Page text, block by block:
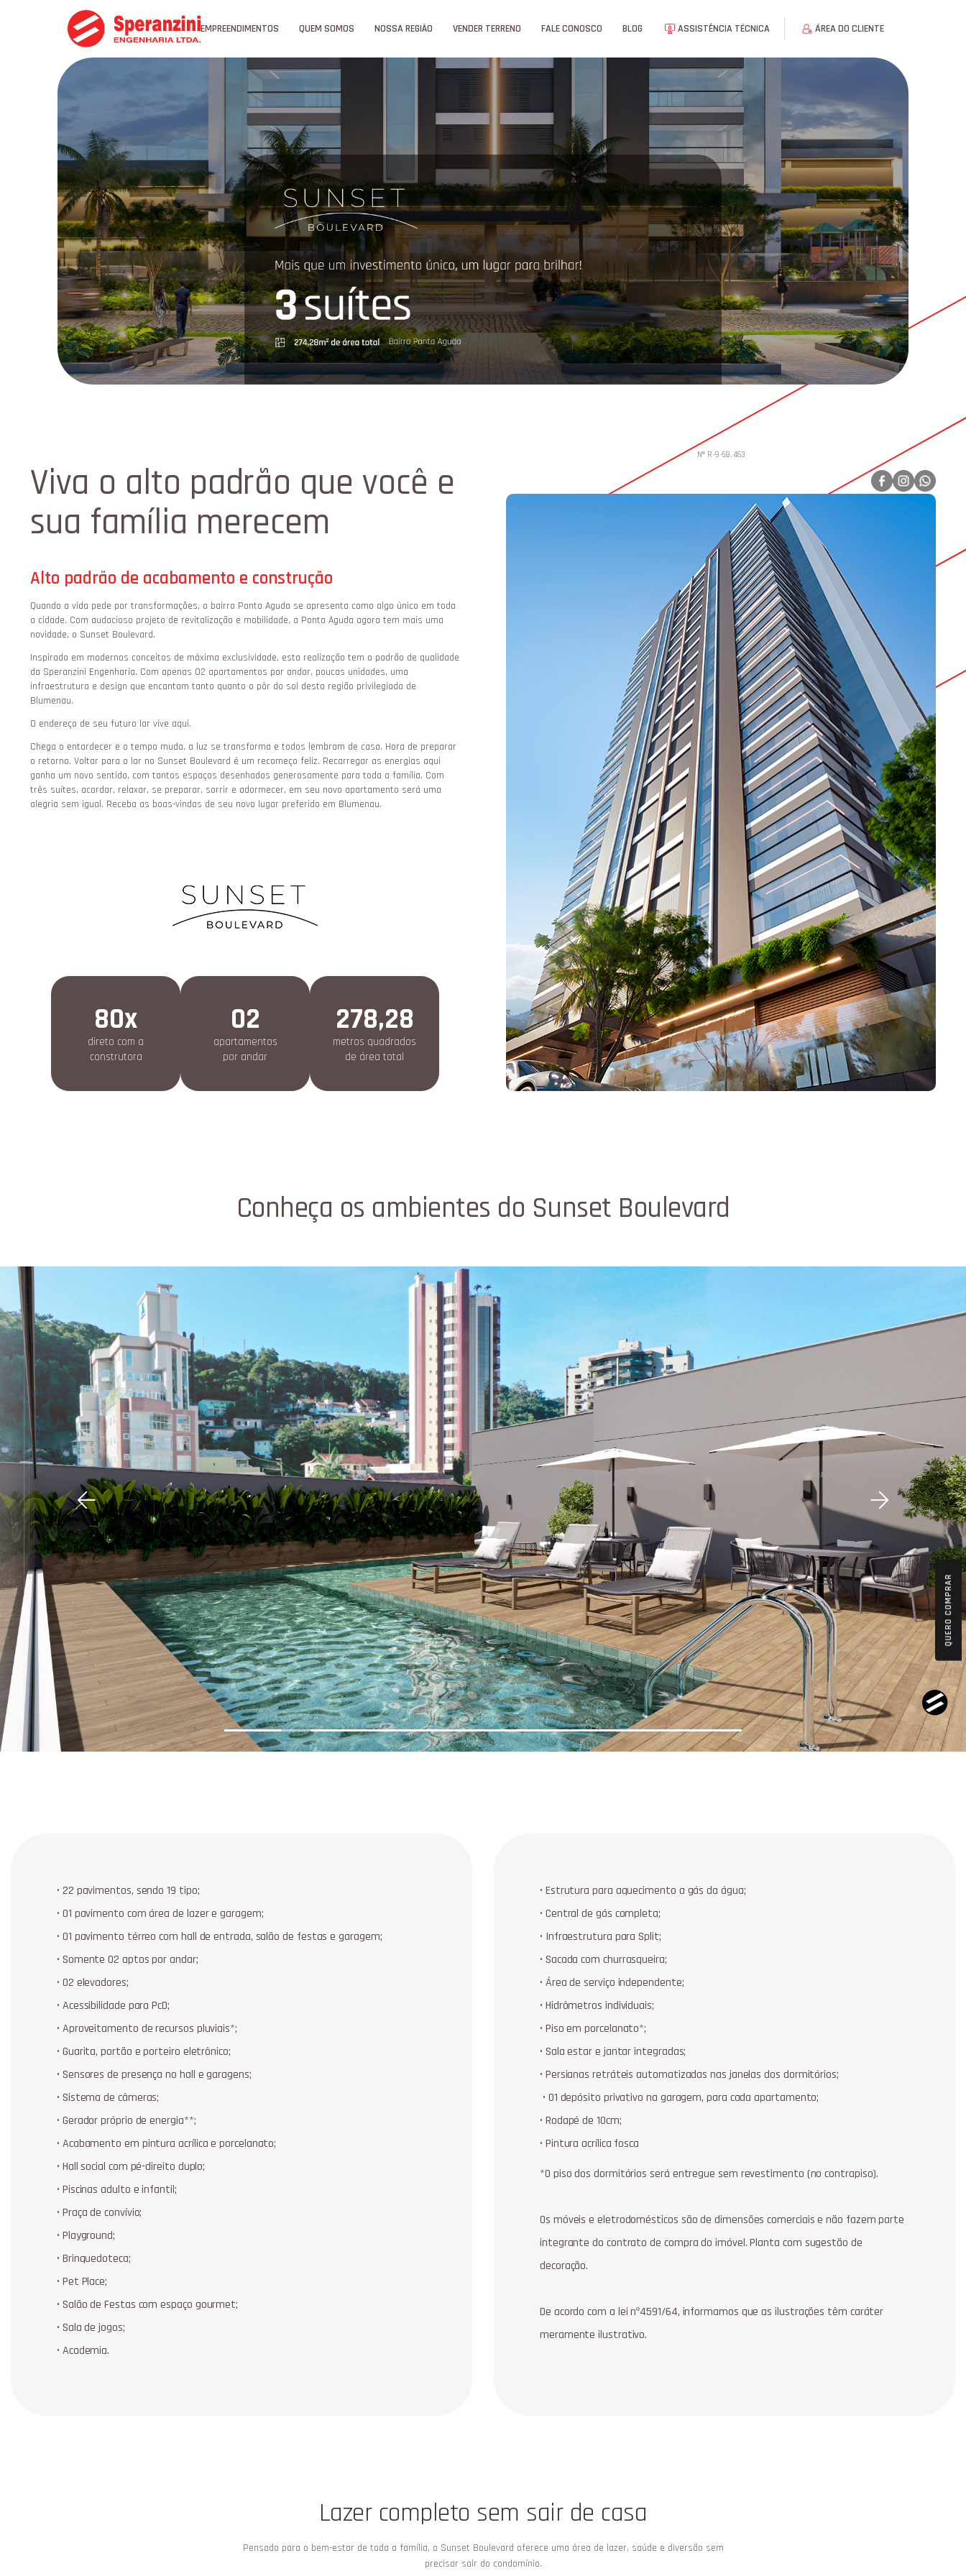
EMPREENDIMENTOS QUEM SOMOS NOSSA REGIÃO VENDER TERRENO FALE CONOSCO BLOG ASSISTÊNCIA TÉCNICA ÁREA DO CLIENTE
Viva o alto padrão que você e
sua família merecem
Alto padrão de acabamento e construção
Quando a vida pede por transformações, o bairro Ponta Aguda se apresenta como algo único em toda
a cidade. Com audacioso projeto de revitalização e mobilidade, a Ponta Aguda agora tem mais uma
novidade, o Sunset Boulevard.
Inspirado em modernos conceitos de máxima exclusividade, esta realização tem o padrão de qualidade
da Speranzini Engenharia. Com apenas 02 apartamentos por andar, poucas unidades, uma
infraestrutura e design que encantam tanto quanto o pôr do sol desta região privilegiada de
Blumenau.
O endereço de seu futuro lar vive aqui.
Chega o entardecer e o tempo muda, a luz se transforma e todos lembram de casa. Hora de preparar
o retorno. Voltar para o lar no Sunset Boulevard é um recomeço feliz. Recarregar as energias aqui
ganha um novo sentido, com tantos espaços desenhados generosamente para toda a família. Com
três suítes, acordar, relaxar, se preparar, sorrir e adormecer, em seu novo apartamento será uma
alegria sem igual. Receba as boas-vindas de seu novo lugar preferido em Blumenau.
80x
direto com a
construtora
02
apartamentos
por andar
278,28
metros quadrados
de área total
Nº R-9-58.463
Conheça os ambientes do Sunset Boulevard
• 22 pavimentos, sendo 19 tipo;
• 01 pavimento com área de lazer e garagem;
• 01 pavimento térreo com hall de entrada, salão de festas e garagem;
• Somente 02 aptos por andar;
• 02 elevadores;
• Acessibilidade para PcD;
• Aproveitamento de recursos pluviais*;
• Guarita, portão e porteiro eletrônico;
• Sensores de presença no hall e garagens;
• Sistema de câmeras;
• Gerador próprio de energia**;
• Acabamento em pintura acrílica e porcelanato;
• Hall social com pé-direito duplo;
• Piscinas adulto e infantil;
• Praça de convívio;
• Playground;
• Brinquedoteca;
• Pet Place;
• Salão de Festas com espaço gourmet;
• Sala de jogos;
• Academia.
• Estrutura para aquecimento a gás da água;
• Central de gás completa;
• Infraestrutura para Split;
• Sacada com churrasqueira;
• Área de serviço independente;
• Hidrômetros individuais;
• Piso em porcelanato*;
• Sala estar e jantar integradas;
• Persianas retráteis automatizadas nas janelas dos dormitórios;
• 01 depósito privativo na garagem, para cada apartamento;
• Rodapé de 10cm;
• Pintura acrílica fosca
*O piso dos dormitórios será entregue sem revestimento (no contrapiso).
Os móveis e eletrodomésticos são de dimensões comerciais e não fazem parte
integrante do contrato de compra do imóvel. Planta com sugestão de
decoração.
De acordo com a lei nº4591/64, informamos que as ilustrações têm caráter
meramente ilustrativo.
Lazer completo sem sair de casa
Pensado para o bem-estar de toda a família, o Sunset Boulevard oferece uma área de lazer, saúde e diversão sem
precisar sair do condomínio.
QUERO COMPRAR